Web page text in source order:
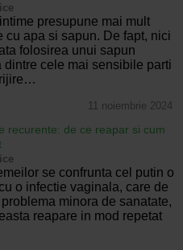
presupune mai mult
cu apa si sapun. De fapt, nici
folosirea unui sapun
dintre cele mai sensibile parti
11 noiembrie 2024
recurente: de ce reapar si cum
se confrunta cel putin o
o infectie vaginala, care de
minora de sanatate,
reapare in mod repetat